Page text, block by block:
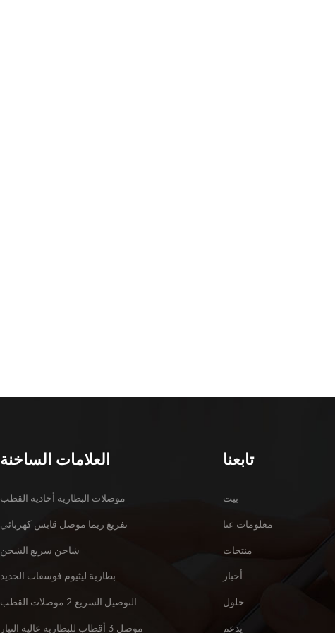
العلامات الساخنة
موصلات البطارية أحادية القطب
تفريغ ريما موصل قابس كهربائي
شاحن سريع الشحن
بطارية ليثيوم فوسفات الحديد
التوصيل السريع 2 موصلات القطب
موصل 3 أقطاب للبطارية عالية التيار
تابعنا
بيت
معلومات عنا
منتجات
أخبار
حلول
يدعم